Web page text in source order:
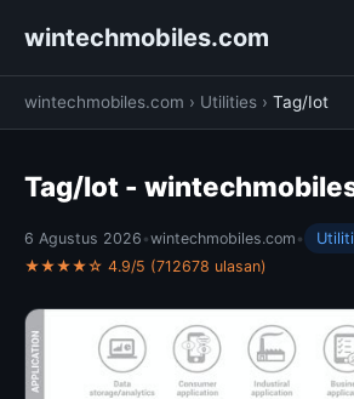
wintechmobiles.com
wintechmobiles.com › Utilities › Tag/Iot
Tag/Iot -
6 Agustus 2026 •wintechmobiles.com •
★★★★☆ 4.9/5 (712678 ulasan)